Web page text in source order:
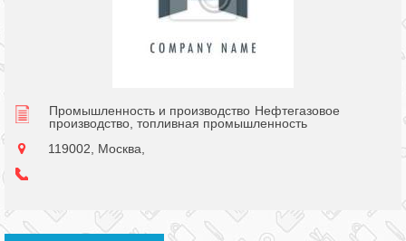
Промышленность и производство Нефтегазовое
производство, топливная промышленность
119002, Москва,